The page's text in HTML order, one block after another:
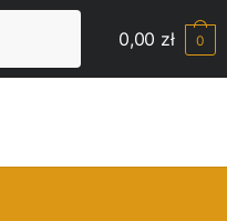
0,00 zł 0